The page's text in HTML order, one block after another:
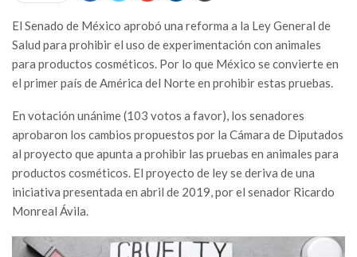
El Senado de México aprobó una reforma a la Ley General de
Salud para prohibir el uso de experimentación con animales
para productos cosméticos. Por lo que México se convierte en
el primer país de América del Norte en prohibir estas pruebas.
En votación unánime (103 votos a favor), los senadores
aprobaron los cambios propuestos por la Cámara de Diputados
al proyecto que apunta a prohibir las pruebas en animales para
productos cosméticos. El proyecto de ley se deriva de una
iniciativa presentada en abril de 2019, por el senador Ricardo
Monreal Ávila.